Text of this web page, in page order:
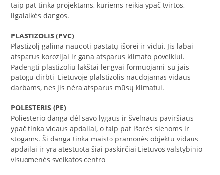
taip pat tinka projektams, kuriems reikia ypač tvirtos,
ilgalaikės dangos.
PLASTIZOLIS (PVC)
Plastizolj galima naudoti pastatų išorei ir vidui. Jis labai
atsparus korozijai ir gana atsparus klimato poveikiui.
Padengti plastizoliu lakštai lengvai formuojami, su jais
patogu dirbti. Lietuvoje plalstizolis naudojamas vidaus
darbams, nes jis nėra atsparus mūsų klimatui.
POLESTERIS (PE)
Poliesterio danga dėl savo lygaus ir švelnaus paviršiaus
ypač tinka vidaus apdailai, o taip pat išorės sienoms ir
stogams. Ši danga tinka maisto pramonės objektu vidaus
apdailai ir yra atestuota šiai paskirčiai Lietuvos valstybinio
visuomenės sveikatos centro